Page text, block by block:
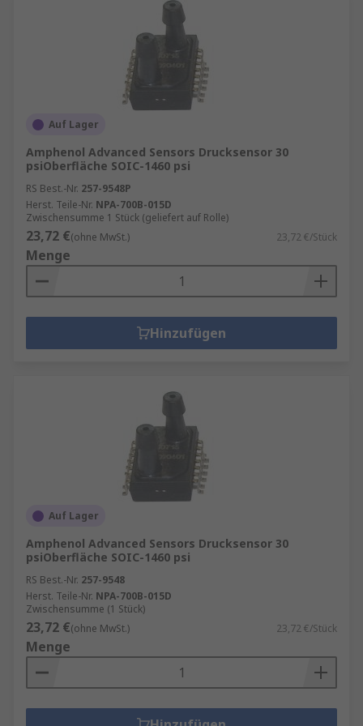
Auf Lager
Amphenol Advanced Sensors Drucksensor 30
psiOberfläche SOIC-1460 psi
RS Best.-Nr. 257-9548P
Herst. Teile-Nr. NPA-700B-015D
Zwischensumme 1 Stück (geliefert auf Rolle)
23,72 €(ohne MwSt.) 23,72 €/Stück
Menge
Hinzufügen
Auf Lager
Amphenol Advanced Sensors Drucksensor 30
psiOberfläche SOIC-1460 psi
RS Best.-Nr. 257-9548
Herst. Teile-Nr. NPA-700B-015D
Zwischensumme (1 Stück)
23,72 €(ohne MwSt.) 23,72 €/Stück
Menge